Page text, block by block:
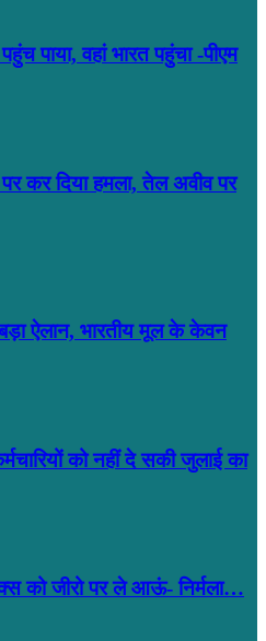
पाया, वहां भारत पहुंचा -पीएम
कर दिया हमला, तेल अवीव पर
ऐलान, भारतीय मूल के केवन
को नहीं दे सकी जुलाई का
को जीरो पर ले आऊं- निर्मला…